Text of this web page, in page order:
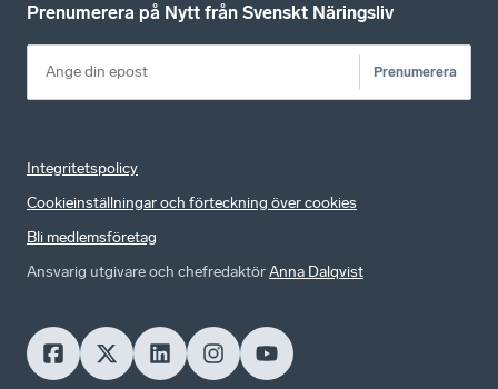
Prenumerera på Nytt från Svenskt Näringsliv
Prenumerera
Integritetspolicy
Cookieinställningar och förteckning över cookies
Bli medlemsföretag
Ansvarig utgivare och chefredaktörAnna Dalqvist